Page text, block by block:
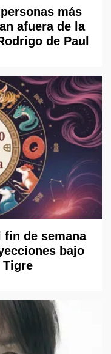
más
afuera de la
de Paul
fin de semana
bajo
Tigre